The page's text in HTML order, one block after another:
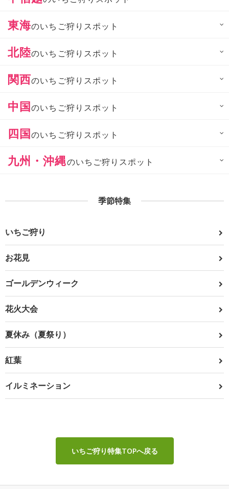
東海のいちご狩りスポット
北陸のいちご狩りスポット
関西のいちご狩りスポット
中国のいちご狩りスポット
四国のいちご狩りスポット
九州・沖縄のいちご狩りスポット
季節特集
いちご狩り
お花見
ゴールデンウィーク
花火大会
夏休み（夏祭り）
紅葉
イルミネーション
いちご狩り特集TOPへ戻る